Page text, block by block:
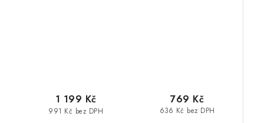
991 Kč bez DPH
1 199 Kč
636 Kč bez DPH
769 Kč